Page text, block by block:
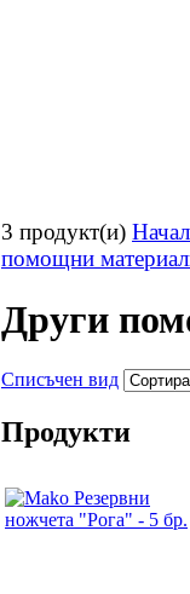
3 продукт(и)
помощни
Други
Списъчен вид
Продукти